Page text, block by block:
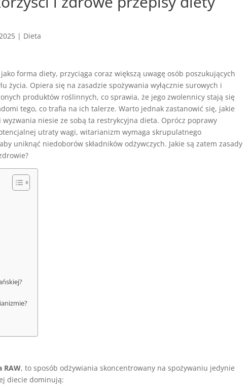
| Dieta
forma diety, przyciąga coraz większą uwagę osób poszukujących
życia. Opiera się na zasadzie spożywania wyłącznie surowych i
produktów roślinnych, co sprawia, że jego zwolennicy stają się
tego, co trafia na ich talerze. Warto jednak zastanowić się, jakie
wyzwania niesie ze sobą ta restrykcyjna dieta. Oprócz poprawy
utraty wagi, witarianizm wymaga skrupulatnego
uniknąć niedoborów składników odżywczych. Jakie są zatem zasady
RAW, to sposób odżywiania skoncentrowany na spożywaniu jedynie
diecie dominują: